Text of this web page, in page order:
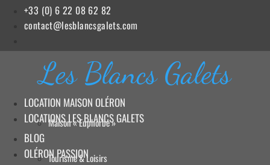
+33 (0) 6 22 08 62 82
contact@lesblancsgalets.com
Les Blancs Galets
LOCATION MAISON OLÉRON
LOCATIONS LES BLANCS GALETS
Maison « Euphorbe »
BLOG
OLÉRON PASSION
Tourisme & Loisirs